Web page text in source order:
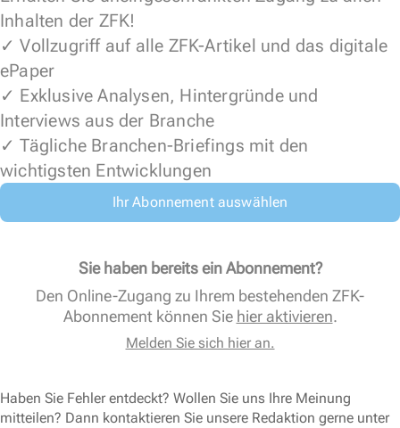
Inhalten der ZFK!
✓ Vollzugriff auf alle ZFK-Artikel und das digitale
ePaper
✓ Exklusive Analysen, Hintergründe und
Interviews aus der Branche
✓ Tägliche Branchen-Briefings mit den
wichtigsten Entwicklungen
Ihr Abonnement auswählen
Sie haben bereits ein Abonnement?
Den Online-Zugang zu Ihrem bestehenden ZFK-
Abonnement können Sie hier aktivieren.
Melden Sie sich hier an.
Haben Sie Fehler entdeckt? Wollen Sie uns Ihre Meinung
mitteilen? Dann kontaktieren Sie unsere Redaktion gerne unter